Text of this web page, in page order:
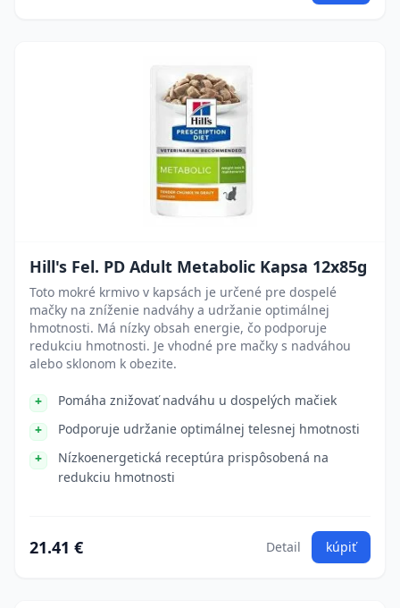
Hill's Fel. PD Adult Metabolic Kapsa 12x85g
Toto mokré krmivo v kapsách je určené pre dospelé
mačky na zníženie nadváhy a udržanie optimálnej
hmotnosti. Má nízky obsah energie, čo podporuje
redukciu hmotnosti. Je vhodné pre mačky s nadváhou
alebo sklonom k obezite.
Pomáha znižovať nadváhu u dospelých mačiek
Podporuje udržanie optimálnej telesnej hmotnosti
Nízkoenergetická receptúra prispôsobená na
redukciu hmotnosti
21.41 € Detail kúpiť